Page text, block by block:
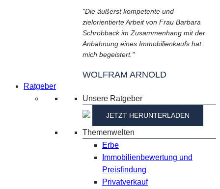
"Die äußerst kompetente und
zielorientierte Arbeit von Frau Barbara
Schrobback im Zusammenhang mit der
Anbahnung eines Immobilienkaufs hat
mich begeistert."
WOLFRAM ARNOLD
Ratgeber
Unsere Ratgeber
JETZT HERUNTERLADEN
Themenwelten
Erbe
Immobilienbewertung und
Preisfindung
Privatverkauf